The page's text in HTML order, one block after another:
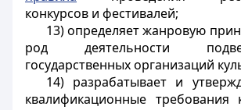
конкурсов и фестивалей;
13) определяет жанровую
род деятельности
государственных организаций
14) разрабатывает и
квалификационные требования